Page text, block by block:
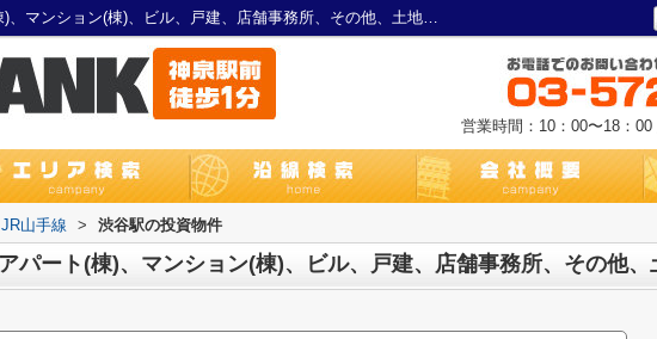
渋谷駅の投資マンション、アパート(棟)、マンション(棟)、ビル、戸建、店舗事務所、その他、土地物件一覧｜渋谷・神泉・松濤周辺の賃貸不動産ＢＡＮＫ
営業時間：10：00〜18：00
JR山手線 > 渋谷駅の投資物件